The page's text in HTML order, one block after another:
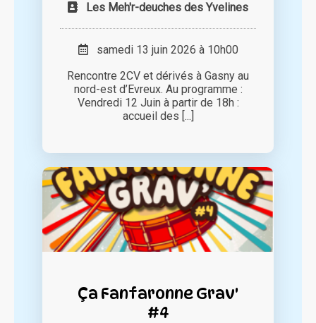
Les Meh'r-deuches des Yvelines
samedi 13 juin 2026 à 10h00
Rencontre 2CV et dérivés à Gasny au
nord-est d’Evreux. Au programme :
Vendredi 12 Juin à partir de 18h :
accueil des [...]
Ça Fanfaronne Grav'
#4